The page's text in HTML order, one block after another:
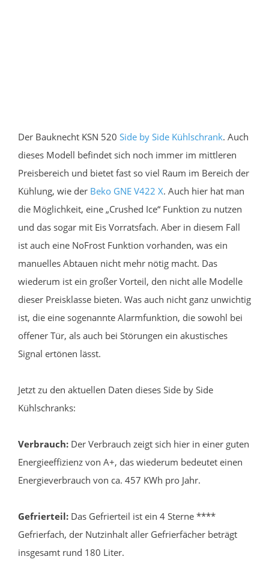
Der Bauknecht KSN 520 Side by Side Kühlschrank. Auch
dieses Modell befindet sich noch immer im mittleren
Preisbereich und bietet fast so viel Raum im Bereich der
Kühlung, wie der Beko GNE V422 X. Auch hier hat man
die Möglichkeit, eine „Crushed Ice“ Funktion zu nutzen
und das sogar mit Eis Vorratsfach. Aber in diesem Fall
ist auch eine NoFrost Funktion vorhanden, was ein
manuelles Abtauen nicht mehr nötig macht. Das
wiederum ist ein großer Vorteil, den nicht alle Modelle
dieser Preisklasse bieten. Was auch nicht ganz unwichtig
ist, die eine sogenannte Alarmfunktion, die sowohl bei
offener Tür, als auch bei Störungen ein akustisches
Signal ertönen lässt.
Jetzt zu den aktuellen Daten dieses Side by Side
Kühlschranks:
Verbrauch: Der Verbrauch zeigt sich hier in einer guten
Energieeffizienz von A+, das wiederum bedeutet einen
Energieverbrauch von ca. 457 KWh pro Jahr.
Gefrierteil: Das Gefrierteil ist ein 4 Sterne ****
Gefrierfach, der Nutzinhalt aller Gefrierfächer beträgt
insgesamt rund 180 Liter.